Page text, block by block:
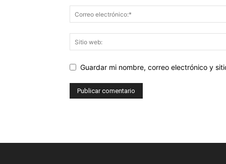
Guardar mi nombre, correo electrónico y